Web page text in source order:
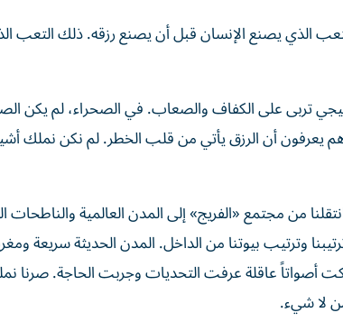
الذي يصنع الإنسان قبل أن يصنع رزقه. ذلك التعب
على الكفاف والصعاب. في الصحراء، لم يكن
يعرفون أن الرزق يأتي من قلب الخطر. لم نكن نملك
من مجتمع «الفريج» إلى المدن العالمية والناطحات
وترتيب بيوتنا من الداخل. المدن الحديثة سريعة
أصواتاً عاقلة عرفت التحديات وجربت الحاجة. صرنا
لا شيء.